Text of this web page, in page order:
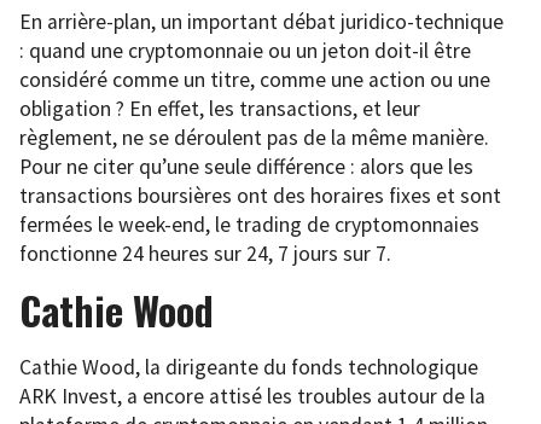
En arrière-plan, un important débat juridico-technique
: quand une cryptomonnaie ou un jeton doit-il être
considéré comme un titre, comme une action ou une
obligation ? En effet, les transactions, et leur
règlement, ne se déroulent pas de la même manière.
Pour ne citer qu’une seule différence : alors que les
transactions boursières ont des horaires fixes et sont
fermées le week-end, le trading de cryptomonnaies
fonctionne 24 heures sur 24, 7 jours sur 7.
Cathie Wood
Cathie Wood, la dirigeante du fonds technologique
ARK Invest, a encore attisé les troubles autour de la